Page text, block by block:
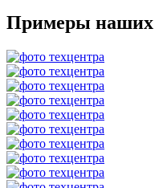
Примеры наших